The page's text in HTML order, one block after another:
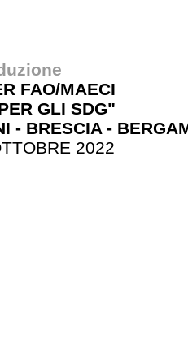
FAO/MAECI
GLI SDG"
- BRESCIA -
2022